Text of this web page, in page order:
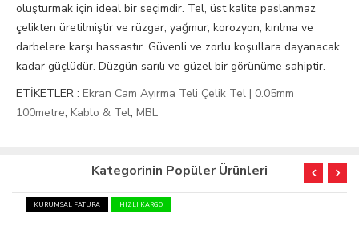
oluşturmak için ideal bir seçimdir. Tel, üst kalite paslanmaz
çelikten üretilmiştir ve rüzgar, yağmur, korozyon, kırılma ve
darbelere karşı hassastır. Güvenli ve zorlu koşullara dayanacak
kadar güçlüdür. Düzgün sarılı ve güzel bir görünüme sahiptir.
ETİKETLER : Ekran Cam Ayırma Teli Çelik Tel | 0.05mm
100metre, Kablo & Tel, MBL
Kategorinin Popüler Ürünleri
KURUMSAL FATURA